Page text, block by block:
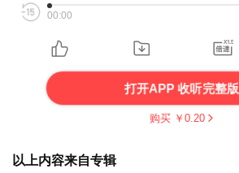
00:00
打开APP 收听完整版
购买 ￥ 0.20
以上内容来自专辑